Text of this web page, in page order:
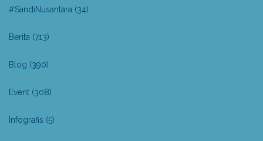
#SandiNusantara (34)
Berita (713)
Blog (390)
Event (308)
Infografis (5)